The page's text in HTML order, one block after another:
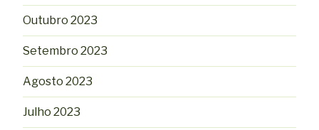
Outubro 2023
Setembro 2023
Agosto 2023
Julho 2023